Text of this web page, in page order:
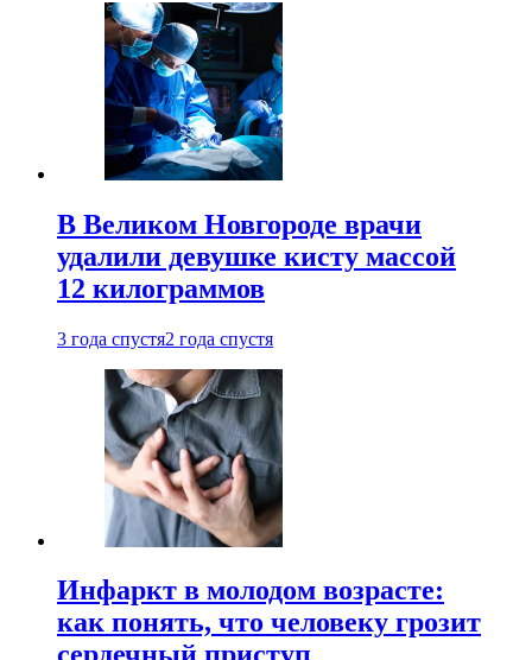
В Великом Новгороде врачи
удалили девушке кисту массой
12 килограммов
3 года спустя2 года спустя
Инфаркт в молодом возрасте:
как понять, что человеку грозит